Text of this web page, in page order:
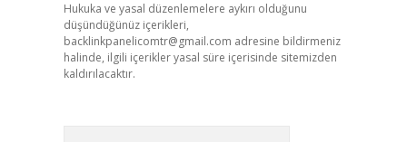
Hukuka ve yasal düzenlemelere aykırı olduğunu
düşündüğünüz içerikleri,
backlinkpanelicomtr@gmail.com adresine bildirmeniz
halinde, ilgili içerikler yasal süre içerisinde sitemizden
kaldırılacaktır.